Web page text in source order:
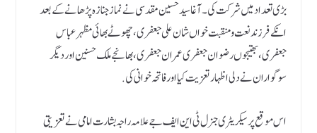
بڑی تعداد میں شرکت کی۔ آغا سید حسین مقدسی نے نماز جنازہ پڑھانے کے بعد
انکے فرزند نعت و منقبت خواں شان علی جعفری، چھوٹے بھائی مظہر عباس
جعفری، بھتیجوں رضوان جعفری عمران جعفری، بھانجے ملک حسنین اور دیگر
سوگواران نے دلی اظہار تعزیت کیا اور فاتحہ خوانی کی.
اس موقع پر سیکریٹری جنرل ٹی این ایف جے علامہ راجہ بشارت امامی نے تعزیتی